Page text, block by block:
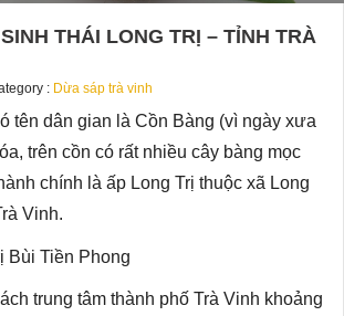
THÁI LONG TRỊ – TỈNH TRÀ
: Dừa sáp trà vinh
tên dân gian là Cồn Bàng (vì ngày xưa
trên cồn có rất nhiều cây bàng mọc
chính là ấp Long Trị thuộc xã Long
Vinh.
trung tâm thành phố Trà Vinh khoảng